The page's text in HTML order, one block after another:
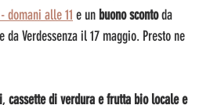
domani alle 11 e un buono sconto da
da Verdessenza il 17 maggio. Presto ne
, cassette di verdura e frutta bio locale e